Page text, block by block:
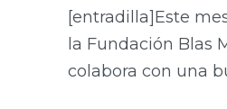
[entradilla]Este
la Fundación Blas
colabora con una